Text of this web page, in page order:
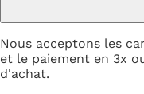
Nous acceptons les
et le paiement en 3x
d'achat.